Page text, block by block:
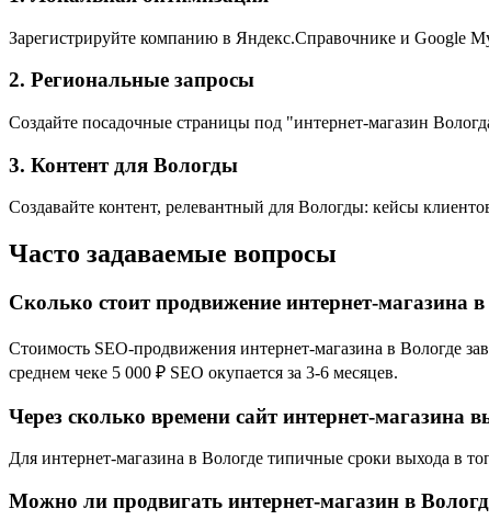
Зарегистрируйте компанию в Яндекс.Справочнике и Google
2. Региональные запросы
Создайте посадочные страницы под "интернет-магазин
3. Контент для Вологды
Создавайте контент, релевантный для Вологды: кейсы
Часто задаваемые вопросы
Сколько стоит продвижение интернет-магазина в
Стоимость SEO-продвижения интернет-магазина в Вологде
среднем чеке 5 000 ₽ SEO окупается за 3-6 месяцев.
Через сколько времени сайт интернет-магазина
Для интернет-магазина в Вологде типичные сроки выхода в
Можно ли продвигать интернет-магазин в